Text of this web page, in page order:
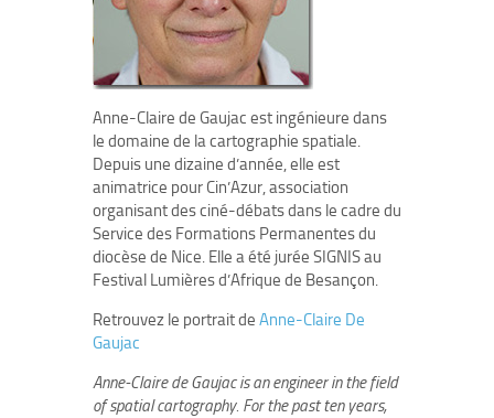
Anne-Claire de Gaujac est ingénieure dans
le domaine de la cartographie spatiale.
Depuis une dizaine d’année, elle est
animatrice pour Cin’Azur, association
organisant des ciné-débats dans le cadre du
Service des Formations Permanentes du
diocèse de Nice. Elle a été jurée SIGNIS au
Festival Lumières d’Afrique de Besançon.
Retrouvez le portrait de Anne-Claire De
Gaujac
Anne-Claire de Gaujac is an engineer in the field
of spatial cartography. For the past ten years,